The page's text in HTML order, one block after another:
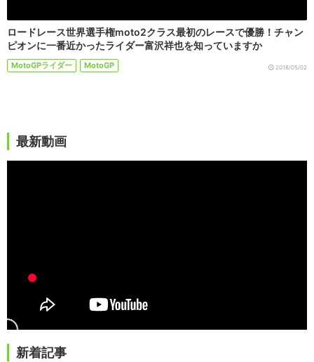
ロードレース世界選手権moto2クラス最初のレースで優勝！チャン
ピオンに一番近かったライダー富沢祥也を知っていますか
MotoGPライダー MotoGP 2018/05/02
最新動画
新着記事